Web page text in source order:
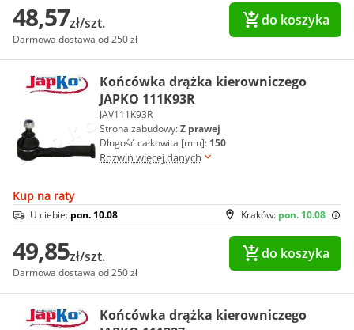
48,57zł/szt.
Darmowa dostawa od 250 zł
do koszyka
Końcówka drążka kierowniczego
JAPKO 111K93R
JAV111K93R
Strona zabudowy:Z prawej
Długość całkowita [mm]: 150
Rozwiń więcej danych
Kup na raty
Kraków: pon. 10.08
U ciebie: pon. 10.08
49,85zł/szt.
Darmowa dostawa od 250 zł
do koszyka
Końcówka drążka kierowniczego